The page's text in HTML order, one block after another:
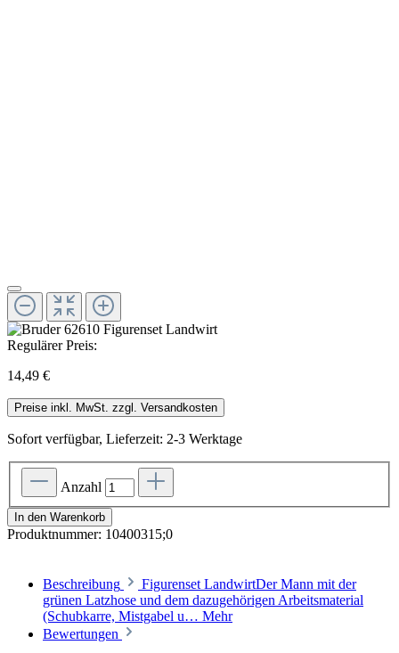
Regulärer Preis:
14,49 €
Preise inkl. MwSt. zzgl. Versandkosten
Sofort verfügbar, Lieferzeit: 2-3 Werktage
Anzahl
In den Warenkorb
Produktnummer: 10400315;0
Beschreibung
Figurenset LandwirtDer Mann mit der
grünen Latzhose und dem dazugehörigen Arbeitsmaterial
(Schubkarre, Mistgabel u… Mehr
Bewertungen